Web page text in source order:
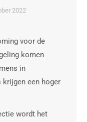
2022
voor de
komen
in
krijgen een hoger
wordt het